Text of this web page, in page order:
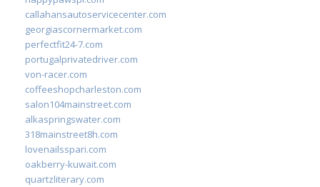
callahansautoservicecenter.com
georgiascornermarket.com
perfectfit24-7.com
portugalprivatedriver.com
von-racer.com
coffeeshopcharleston.com
salon104mainstreet.com
alkaspringswater.com
318mainstreet8h.com
lovenailsspari.com
oakberry-kuwait.com
quartzliterary.com